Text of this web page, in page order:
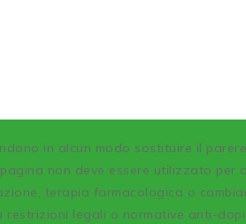
in alcun modo sostituire il
non deve essere utilizzato per
terapia farmacologica o
restrizioni legali o normative anti-